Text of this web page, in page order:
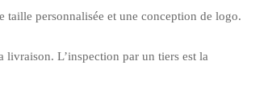
personnalisée et une conception de logo.
livraison. L’inspection par un tiers est la